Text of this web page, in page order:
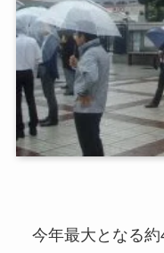
今年最大となる約